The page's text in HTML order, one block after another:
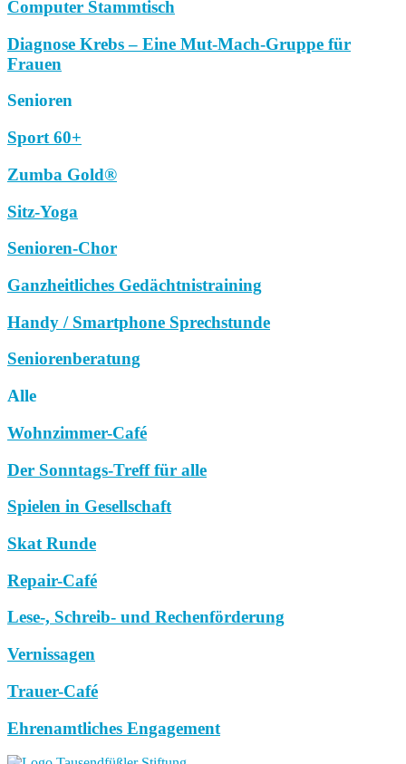
Computer Stammtisch
Diagnose Krebs – Eine Mut-Mach-Gruppe für
Frauen
Senioren
Sport 60+
Zumba Gold®
Sitz-Yoga
Senioren-Chor
Ganzheitliches Gedächtnistraining
Handy / Smartphone Sprechstunde
Seniorenberatung
Alle
Wohnzimmer-Café
Der Sonntags-Treff für alle
Spielen in Gesellschaft
Skat Runde
Repair-Café
Lese-, Schreib- und Rechenförderung
Vernissagen
Trauer-Café
Ehrenamtliches Engagement